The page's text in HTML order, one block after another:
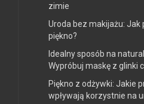
zimie
Uroda bez makijażu: Jak
piękno?
Idealny sposób na
Wypróbuj maskę z glinki
Piękno z odżywki: Jakie
wpływają korzystnie na